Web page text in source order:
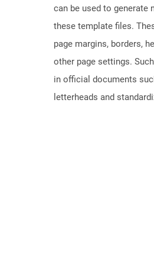
can be used to generate
these template files.
page margins, borders,
other page settings.
in official documents
letterheads and